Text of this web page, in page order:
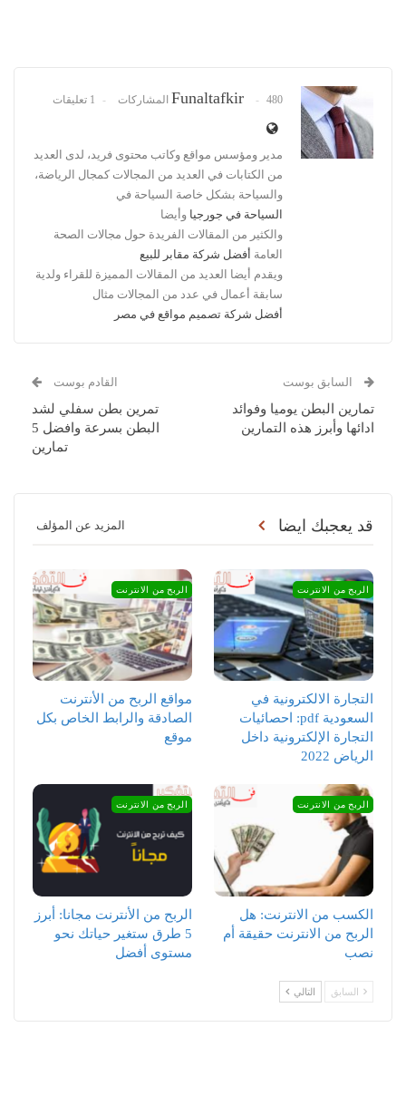
Funaltafkir 480 المشاركات 1 تعليقات
مدير ومؤسس مواقع وكاتب محتوى فريد، لدى العديد
من الكتابات في العديد من المجالات كمجال الرياضة،
والسياحة بشكل خاصة السياحة في
السياحة في جورجيا وأيضا
والكثير من المقالات الفريدة حول مجالات الصحة
العامة أفضل شركة مقابر للبيع
ويقدم أيضا العديد من المقالات المميزة للقراء ولدية
سابقة أعمال في عدد من المجالات مثال
أفضل شركة تصميم مواقع في مصر
السابق بوست
تمارين البطن يوميا وفوائد
ادائها وأبرز هذه التمارين
القادم بوست
تمرين بطن سفلي لشد
البطن بسرعة وافضل 5
تمارين
قد يعجبك ايضا المزيد عن المؤلف
الربح من الانترنت
التجارة الالكترونية في
السعودية pdf: احصائيات
التجارة الإلكترونية داخل
الرياض 2022
الربح من الانترنت
مواقع الربح من الأنترنت
الصادقة والرابط الخاص بكل
موقع
الربح من الانترنت
الكسب من الانترنت: هل
الربح من الانترنت حقيقة أم
نصب
الربح من الانترنت
الربح من الأنترنت مجانا: أبرز
5 طرق ستغير حياتك نحو
مستوى أفضل
السابق التالي